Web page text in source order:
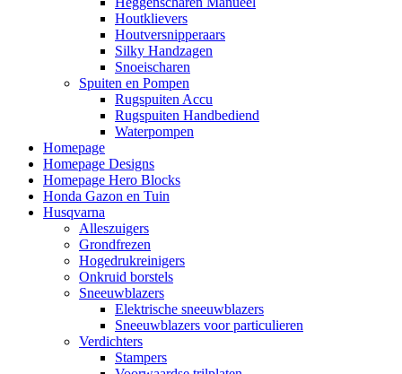
Houtklievers
Houtversnipperaars
Silky Handzagen
Snoeischaren
Spuiten en Pompen
Rugspuiten Accu
Rugspuiten Handbediend
Waterpompen
Homepage
Homepage Designs
Homepage Hero Blocks
Honda Gazon en Tuin
Husqvarna
Alleszuigers
Grondfrezen
Hogedrukreinigers
Onkruid borstels
Sneeuwblazers
Elektrische sneeuwblazers
Sneeuwblazers voor particulieren
Verdichters
Stampers